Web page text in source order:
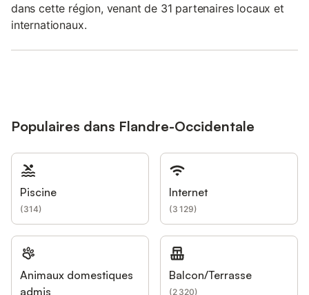
dans cette région, venant de 31 partenaires locaux et
internationaux.
Populaires dans Flandre-Occidentale
Piscine
(314)
Internet
(3 129)
Animaux domestiques
admis
Balcon/Terrasse
(2 320)